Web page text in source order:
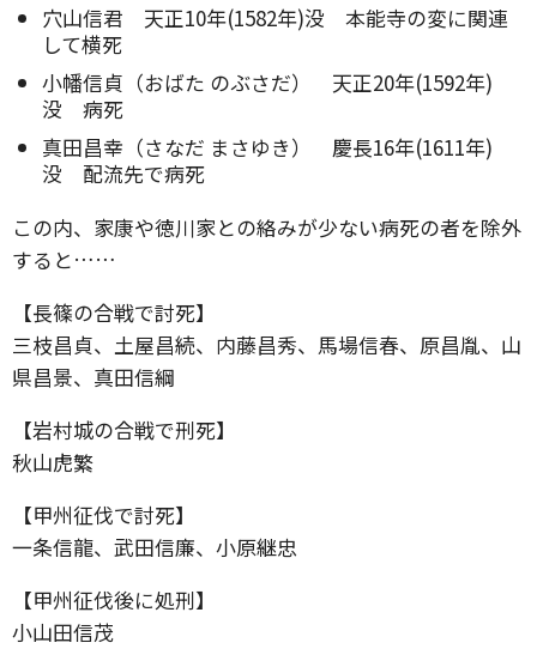
穴山信君 天正10年(1582年)没 本能寺の変に関連
して横死
小幡信貞（おばた のぶさだ） 天正20年(1592年)
没 病死
真田昌幸（さなだ まさゆき） 慶長16年(1611年)
没 配流先で病死
この内、家康や徳川家との絡みが少ない病死の者を除外
すると……
【長篠の合戦で討死】
三枝昌貞、土屋昌続、内藤昌秀、馬場信春、原昌胤、山
県昌景、真田信綱
【岩村城の合戦で刑死】
秋山虎繁
【甲州征伐で討死】
一条信龍、武田信廉、小原継忠
【甲州征伐後に処刑】
小山田信茂